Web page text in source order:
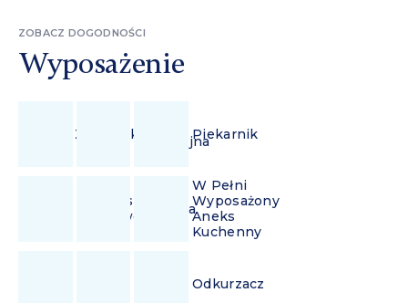
ZOBACZ DOGODNOŚCI
Wyposażenie
Zmywarka IndukcyjnaPiekarnik
Ekspres
PrzelewowyLodówka
W Pełni
Wyposażony
Aneks
Kuchenny
Odkurzacz